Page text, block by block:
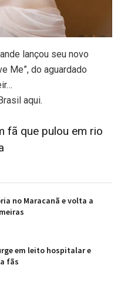
lançou seu novo
Me”, do aguardado
aqui.
fã que pulou em rio
no Maracanã e volta a
em leito hospitalar e
fãs